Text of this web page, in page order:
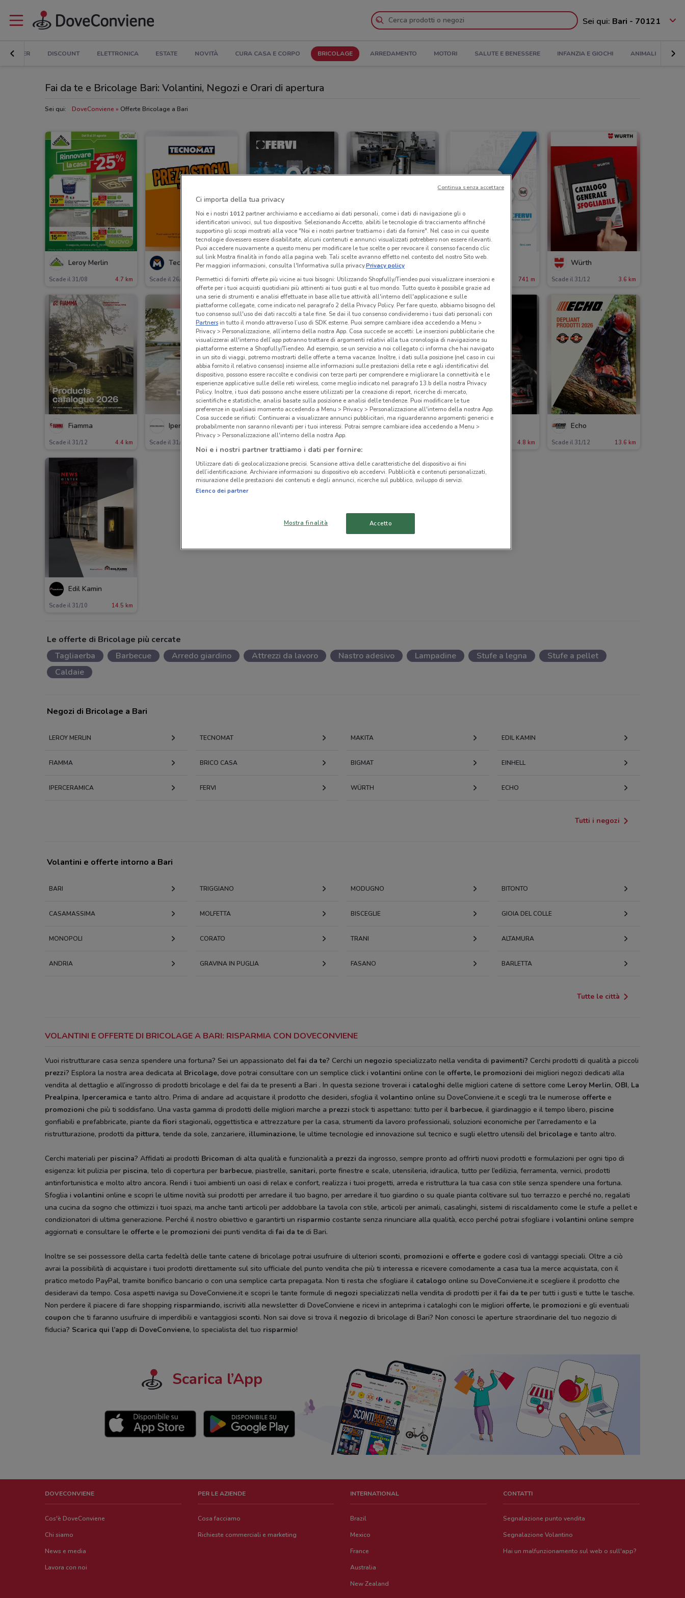
Sei qui: Bari - 70121
E SUPER DISCOUNT ELETTRONICA ESTATE NOVITÀ CURA CASA E CORPO BRICOLAGE ARREDAMENTO MOTORI SALUTE E BENESSERE INFANZIA E GIOCHI ANIMALI
Fai da te e Bricolage Bari: Volantini, Negozi e Orari di apertura
Sei qui: DoveConviene Offerte Bricolage a Bari
NUOVO
Leroy Merlin
Scade il 31/08 4.7 km
Tecnomat
Scade il 26/08 5.2 km
Fervi
Scade il 31/12 741 m
Fervi
Scade il 31/12 741 m Scade il 31/12 741 m
Würth
Scade il 31/12 3.6 km
Fiamma
Scade il 31/12 4.4 km
Iperceramica
Scade il 31/08
Einhell Einhell Einhell
4.8 km
Echo
Scade il 31/12 13.6 km
Edil Kamin
Scade il 31/10 14.5 km
Le offerte di Bricolage più cercate
Tagliaerba
Barbecue Arredo giardino Attrezzi da lavoro Nastro adesivo Lampadine Stufe a legna
Stufe a pellet
Caldaie
Negozi di Bricolage a Bari
LEROY MERLIN TECNOMAT MAKITA EDIL KAMIN
FIAMMA BRICO CASA BIGMAT EINHELL
IPERCERAMICA FERVI WÜRTH ECHO
Tutti i negozi
Volantini e offerte intorno a Bari
BARI TRIGGIANO MODUGNO BITONTO
CASAMASSIMA MOLFETTA BISCEGLIE GIOIA DEL COLLE
MONOPOLI CORATO TRANI ALTAMURA
ANDRIA GRAVINA IN PUGLIA FASANO BARLETTA
Tutte le città
VOLANTINI E OFFERTE DI BRICOLAGE A BARI: RISPARMIA CON DOVECONVIENE
Vuoi ristrutturare casa senza spendere una fortuna? Sei un appassionato delfai da te? Cerchi un negozio specializzato nella vendita di pavimenti? Cerchi prodotti di qualità a piccoli
prezzi? Esplora la nostra area dedicata al Bricolage, dove potrai consultare con un semplice click i volantini online con le offerte, le promozioni dei migliori negozi dedicati alla
vendita al dettaglio e all’ingrosso di prodotti bricolage e del fai da te presenti a Bari . In questa sezione troverai i cataloghi delle migliori catene di settore come Leroy Merlin, OBI, La
Prealpina, Iperceramica e tanto altro. Prima di andare ad acquistare il prodotto che desideri, sfoglia il volantino online su DoveConviene.it e scegli tra le numerose offerte e
promozioni che più ti soddisfano. Una vasta gamma di prodotti delle migliori marche a prezzi stock ti aspettano: tutto per il barbecue, il giardinaggio e il tempo libero, piscine
gonfiabili e prefabbricate, piante da fiori stagionali, oggettistica e attrezzature per la casa, strumenti da lavoro professionali, soluzioni economiche per l'arredamento e la
ristrutturazione, prodotti da pittura, tende da sole, zanzariere, illuminazione, le ultime tecnologie ed innovazione sul tecnico e sugli elettro utensili del bricolage e tanto altro.
Cerchi materiali per piscina? Affidati ai prodotti Bricoman di alta qualità e funzionalità a prezzi da ingrosso, sempre pronto ad offrirti nuovi prodotti e formulazioni per ogni tipo di
esigenza: kit pulizia per piscina, telo di copertura per barbecue, piastrelle, sanitari, porte finestre e scale, utensileria, idraulica, tutto per l’edilizia, ferramenta, vernici, prodotti
antinfortunistica e molto altro ancora. Rendi i tuoi ambienti un oasi di relax e confort, realizza i tuoi progetti, arreda e ristruttura la tua casa con stile senza spendere una fortuna.
Sfoglia i volantini online e scopri le ultime novità sui prodotti per arredare il tuo bagno, per arredare il tuo giardino o su quale pianta coltivare sul tuo terrazzo e perché no, regalati
una cucina da sogno che ottimizzi i tuoi spazi, ma anche tanti articoli per addobbare la tavola con stile, articoli per animali, casalinghi, sistemi di riscaldamento come le stufe a pellet e
condizionatori di ultima generazione. Perché il nostro obiettivo e garantirti un risparmio costante senza rinunciare alla qualità, ecco perché potrai sfogliare i volantini online sempre
aggiornati e consultare le offerte e le promozioni dei punti vendita difai da te di Bari.
Inoltre se sei possessore della carta fedeltà delle tante catene di bricolage potrai usufruire di ulteriori sconti, promozioni e offerte e godere così di vantaggi speciali. Oltre a ciò
avrai la possibilità di acquistare i tuoi prodotti direttamente sul sito ufficiale del punto vendita che più ti interessa e ricevere comodamente a casa tua la merce acquistata, con il
pratico metodo PayPal, tramite bonifico bancario o con una semplice carta prepagata. Non ti resta che sfogliare il catalogo online su DoveConviene.it e scegliere il prodotto che
desideravi da tempo. Cosa aspetti naviga su DoveConviene.it e scopri le tante formule di negozi specializzati nella vendita di prodotti per ilfai da te per tutti i gusti e tutte le tasche.
Non perdere il piacere di fare shopping risparmiando, iscriviti alla newsletter di DoveConviene e ricevi in anteprima i cataloghi con le migliori offerte, le promozioni e gli eventuali
coupon che ti faranno usufruire di imperdibili e vantaggiosi sconti. Non sai dove si trova il negozio di bricolage di Bari? Non conosci le aperture straordinarie del tuo negozio di
fiducia? Scarica qui l’app di DoveConviene, lo specialista del tuo risparmio!
Scarica l’App
DOVECONVIENE
Cos'è DoveConviene
Chi siamo
News e media
Lavora con noi
PER LE AZIENDE
Cosa facciamo
Richieste commerciali e marketing
INTERNATIONAL
Brazil
Mexico
France
Australia
New Zealand
CONTATTI
Segnalazione punto vendita
Segnalazione Volantino
Hai un malfunzionamento sul web o sull'app?
Ci importa della tua privacy
Noi e i nostri 1012partner archiviamo e accediamo ai dati personali, come i dati di navigazione gli o
identificatori univoci, sul tuo dispositivo. Selezionando Accetto, abiliti le tecnologie di tracciamento affinché
supportino gli scopi mostrati alla voce "Noi e i nostri partner trattiamo i dati da fornire". Nel caso in cui queste
tecnologie dovessero essere disabilitate, alcuni contenuti e annunci visualizzati potrebbero non essere rilevanti.
Puoi accedere nuovamente a questo menu per modificare le tue scelte o per revocare il consenso facendo clic
sul link Mostra finalità in fondo alla pagina web. Tali scelte avranno effetto nel contesto del nostro Sito web.
Per maggiori informazioni, consulta l'Informativa sulla privacy.Privacy policy
Permettici di fornirti offerte più vicine ai tuoi bisogni: Utilizzando Shopfully/Tiendeo puoi visualizzare inserzioni e
offerte per i tuoi acquisti quotidiani più attinenti ai tuoi gusti e al tuo mondo. Tutto questo è possibile grazie ad
una serie di strumenti e analisi effettuate in base alle tue attività all'interno dell'applicazione e sulle
piattaforme collegate, come indicato nel paragrafo 2 della Privacy Policy. Per fare questo, abbiamo bisogno del
tuo consenso sull'uso dei dati raccolti a tale fine. Se dai il tuo consenso condivideremo i tuoi dati personali con
Partnersin tutto il mondo attraverso l’uso di SDK esterne. Puoi sempre cambiare idea accedendo a Menu >
Privacy > Personalizzazione, all’interno della nostra App. Cosa succede se accetti: Le inserzioni pubblicitarie che
visualizzerai all'interno dell’app potranno trattare di argomenti relativi alla tua cronologia di navigazione su
piattaforme esterne a Shopfully/Tiendeo. Ad esempio, se un servizio a noi collegato ci informa che hai navigato
in un sito di viaggi, potremo mostrarti delle offerte a tema vacanze. Inoltre, i dati sulla posizione (nel caso in cui
abbia fornito il relativo consenso) insieme alle informazioni sulle prestazioni della rete e agli identificativi del
dispositivo, possono essere raccolte e condivisi con terze parti per comprendere e migliorare la connettività e le
esperienze applicative sulle delle reti wireless, come meglio indicato nel paragrafo 13.b della nostra Privacy
Policy. Inoltre, i tuoi dati possono anche essere utilizzati per la creazione di report, ricerche di mercato,
scientifiche e statistiche, analisi basate sulla posizione e analisi delle tendenze. Puoi modificare le tue
preferenze in qualsiasi momento accedendo a Menu > Privacy > Personalizzazione all'interno della nostra App.
Cosa succede se rifiuti: Continuerai a visualizzare annunci pubblicitari, ma riguarderanno argomenti generici e
probabilmente non saranno rilevanti per i tuoi interessi. Potrai sempre cambiare idea accedendo a Menu >
Privacy > Personalizzazione all'interno della nostra App.
Noi e i nostri partner trattiamo i dati per fornire:
Utilizzare dati di geolocalizzazione precisi. Scansione attiva delle caratteristiche del dispositivo ai fini
dell’identificazione. Archiviare informazioni su dispositivo e/o accedervi. Pubblicità e contenuti personalizzati,
misurazione delle prestazioni dei contenuti e degli annunci, ricerche sul pubblico, sviluppo di servizi.
Elenco dei partner
Mostra finalità Accetto
Continua senza accettare